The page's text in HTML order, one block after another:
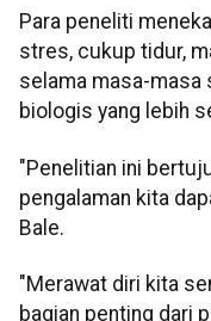
Para peneliti
stres, cukup tidur,
selama masa-masa
biologis yang lebih
"Penelitian ini
pengalaman kita
Bale.
"Merawat diri kita
bagian penting dari